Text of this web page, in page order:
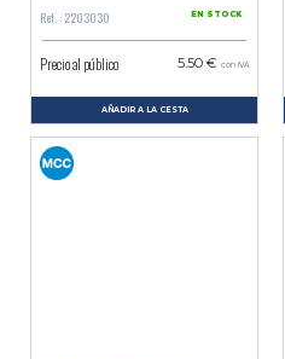
Ref. : 2203030 EN STOCK
Precio al público 5.50 € con IVA
AÑADIR A LA CESTA